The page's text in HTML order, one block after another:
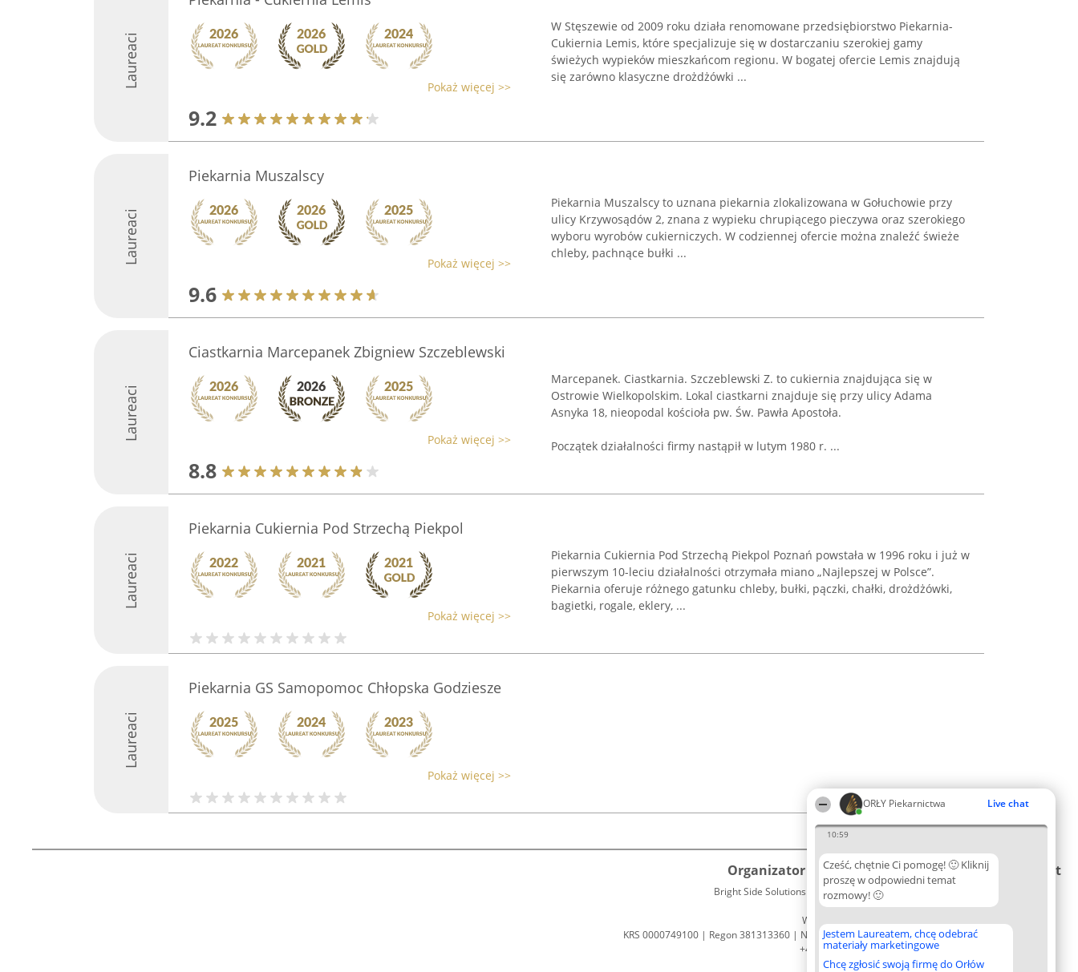
ORŁY Piekarnictwa Live chat
10:59
Cześć, chętnie Ci pomogę! 🙂 Kliknij
proszę w odpowiedni temat
rozmowy! 🙂
Jestem Laureatem, chcę odebrać
materiały marketingowe
Chcę zgłosić swoją firmę do Orłów
Laureaci Pokaż więcej >>
9.2
W Stęszewie od 2009 roku działa renomowane przedsiębiorstwo Piekarnia-
Cukiernia Lemis, które specjalizuje się w dostarczaniu szerokiej gamy
świeżych wypieków mieszkańcom regionu. W bogatej ofercie Lemis znajdują
się zarówno klasyczne drożdżówki ...
Laureaci
Piekarnia Muszalscy
Pokaż więcej >>
9.6
Piekarnia Muszalscy to uznana piekarnia zlokalizowana w Gołuchowie przy
ulicy Krzywosądów 2, znana z wypieku chrupiącego pieczywa oraz szerokiego
wyboru wyrobów cukierniczych. W codziennej ofercie można znaleźć świeże
chleby, pachnące bułki ...
Laureaci
Ciastkarnia Marcepanek Zbigniew Szczeblewski
Pokaż więcej >>
8.8
Marcepanek. Ciastkarnia. Szczeblewski Z. to cukiernia znajdująca się w
Ostrowie Wielkopolskim. Lokal ciastkarni znajduje się przy ulicy Adama
Asnyka 18, nieopodal kościoła pw. Św. Pawła Apostoła.
Początek działalności firmy nastąpił w lutym 1980 r. ...
Laureaci
Piekarnia Cukiernia Pod Strzechą Piekpol
Pokaż więcej >>
Piekarnia Cukiernia Pod Strzechą Piekpol Poznań powstała w 1996 roku i już w
pierwszym 10-leciu działalności otrzymała miano „Najlepszej w Polsce”.
Piekarnia oferuje różnego gatunku chleby, bułki, pączki, chałki, drożdżówki,
bagietki, rogale, eklery, ...
Laureaci
Piekarnia GS Samopomoc Chłopska Godziesze
Pokaż więcej >>
Organizator plebiscytu
Bright Side Solutions sp. z o. o. sp. k.
ul. Ruska 22
Wrocław 50-079
KRS 0000749100 | Regon 381313360 | NIP 8943132676
+48 508 492 400
Plebiscyt
Lista
Laureatów
Zasady
Regulamin
Kontakt